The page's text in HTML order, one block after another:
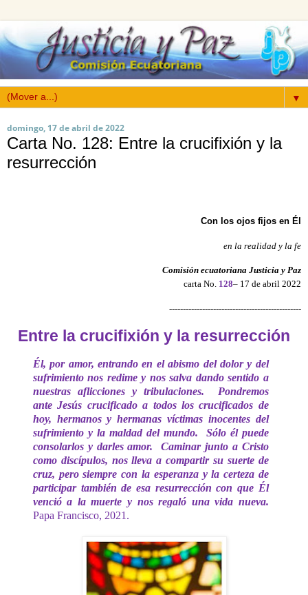
▼
domingo, 17 de abril de 2022
Carta No. 128: Entre la crucifixión y la
resurrección
Con los ojos fijos en Él
en la realidad y la fe
Comisión ecuatoriana Justicia y Paz
carta No. 128– 17 de abril 2022
------------------------------------------------
Entre la crucifixión y la resurrección
Él, por amor, entrando en el abismo del dolor y del
sufrimiento nos redime y nos salva dando sentido a
nuestras aflicciones y tribulaciones.
Pondremos
ante Jesús crucificado a todos los crucificados de
hoy, hermanos y hermanas víctimas inocentes del
sufrimiento y la maldad del mundo.
Sólo él puede
consolarlos y darles amor.
Caminar junto a Cristo
como discípulos, nos lleva a compartir su suerte de
cruz, pero siempre con la esperanza y la certeza de
participar también de esa resurrección con que Él
venció a la muerte y nos regaló una vida nueva.
Papa Francisco, 2021.